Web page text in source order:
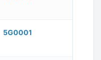
5G0001